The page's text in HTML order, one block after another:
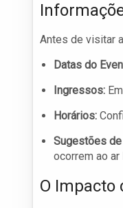
Antes de visitar
Datas do
Ingressos:
Horários:
Sugestões de
ocorrem ao ar
O Impacto